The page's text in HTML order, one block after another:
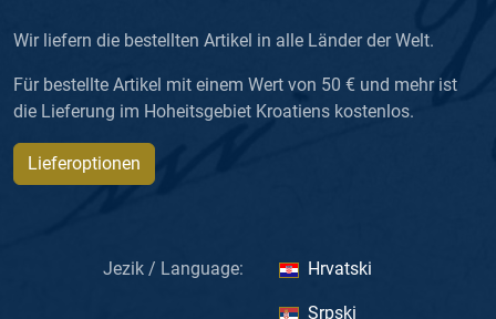
Wir liefern die bestellten Artikel in alle Länder der Welt.
Für bestellte Artikel mit einem Wert von 50 € und mehr ist
die Lieferung im Hoheitsgebiet Kroatiens kostenlos.
Lieferoptionen
Jezik / Language: Hrvatski
Srpski